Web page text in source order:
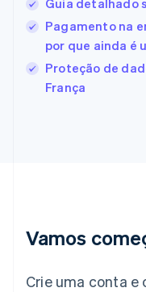
Guia detalhado
Pagamento na
por que ainda é
Proteção de
França
Vamos
Crie uma conta
Finlândia
EnglishSvenska
França
Français
Gibraltar
English
Italiano English